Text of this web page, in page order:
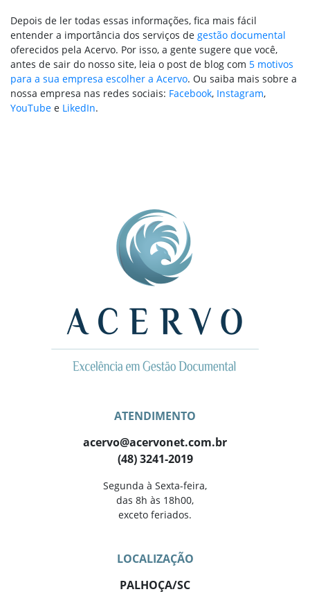
Depois de ler todas essas informações, fica mais fácil
entender a importância dos serviços de gestão documental
oferecidos pela Acervo. Por isso, a gente sugere que você,
antes de sair do nosso site, leia o post de blog com 5 motivos
para a sua empresa escolher a Acervo. Ou saiba mais sobre a
nossa empresa nas redes sociais: Facebook, Instagram,
YouTube e LikedIn.
ATENDIMENTO
acervo@acervonet.com.br
(48) 3241-2019
Segunda à Sexta-feira,
das 8h às 18h00,
exceto feriados.
LOCALIZAÇÃO
PALHOÇA/SC